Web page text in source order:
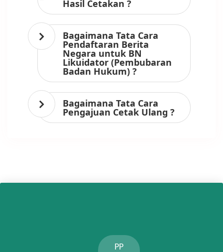
Hasil Cetakan ?
Bagaimana Tata Cara
Pendaftaran Berita
Negara untuk BN
Likuidator (Pembubaran
Badan Hukum) ?
Bagaimana Tata Cara
Pengajuan Cetak Ulang ?
PP